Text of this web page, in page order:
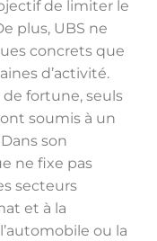
de limiter le
plus, UBS ne
concrets que
d’activité.
fortune, seuls
soumis à un
son
ne fixe pas
secteurs
et à la
ou la